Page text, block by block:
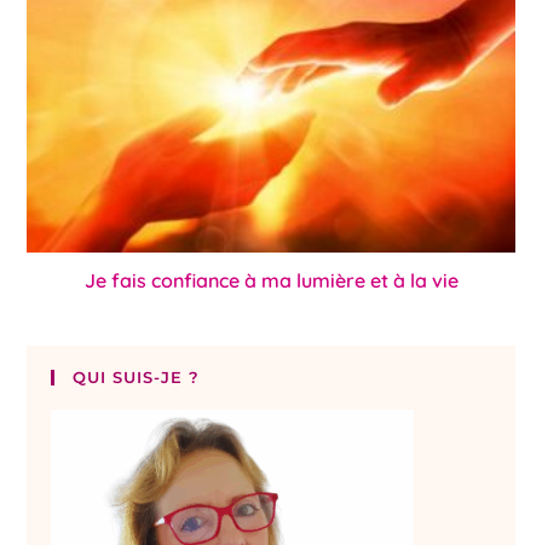
Je fais confiance à ma lumière et à la vie
QUI SUIS-JE ?